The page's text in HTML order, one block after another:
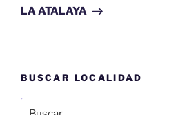
entrada
LA ATALAYA
BUSCAR LOCALIDAD